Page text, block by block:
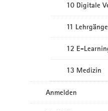
10 Digitale
11
12 E-
13 Medizin
Anmelden